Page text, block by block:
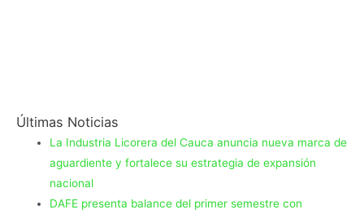
Últimas Noticias
La Industria Licorera del Cauca anuncia nueva marca de
aguardiente y fortalece su estrategia de expansión
nacional
DAFE presenta balance del primer semestre con